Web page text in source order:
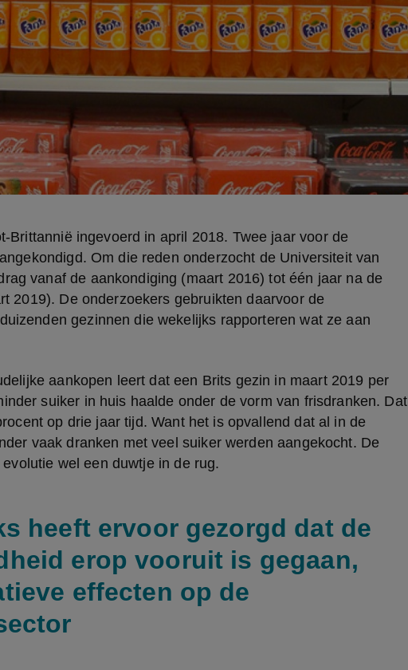
Brittannië ingevoerd in april 2018. Twee jaar voor de
Om die reden onderzocht de Universiteit van
vanaf de aankondiging (maart 2016) tot één jaar na de
2019). De onderzoekers gebruikten daarvoor de
gezinnen die wekelijks rapporteren wat ze aan
aankopen leert dat een Brits gezin in maart 2019 per
suiker in huis haalde onder de vorm van frisdranken. Dat
op drie jaar tijd. Want het is opvallend dat al in de
vaak dranken met veel suiker werden aangekocht. De
wel een duwtje in de rug.
heeft ervoor gezorgd dat de
erop vooruit is gegaan,
effecten op de